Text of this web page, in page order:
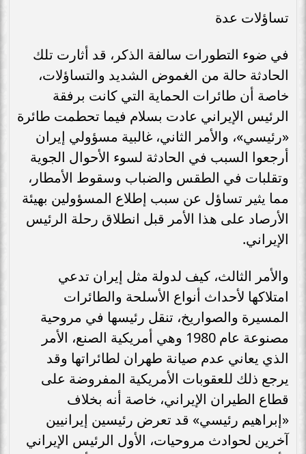
تساؤلات عدة
في ضوء التطورات سالفة الذكر، قد أثارت تلك
الحادثة حالة من الغموض الشديد والتساؤلات،
خاصة أن طائرات الحماية التي كانت برفقة
الرئيس الإيراني عادت بسلام فيما تحطمت طائرة
«رئيسي»، والأمر الثاني، غالبية مسؤولي إيران
أرجعوا السبب في الحادثة لسوء الأحوال الجوية
وتقلبات في الطقس والضباب وسقوط الأمطار،
مما يثير تساؤل عن سبب إطلاع المسؤولين بهيئة
الأرصاد على هذا الأمر قبل انطلاق رحلة الرئيس
الإيراني.
والأمر الثالث، كيف لدولة مثل إيران تدعي
امتلاكها لأحداث أنواع الأسلحة والطائرات
المسيرة والصواريخ، تنقل رئيسها في مروحية
مصنوعة عام 1980 وهي أمريكية الصنع، الأمر
الذي يعاني عدم صيانة طهران لطائراتها وقد
يرجع ذلك للعقوبات الأمريكية المفروضة على
قطاع الطيران الإيراني، خاصة أنه بخلاف
«إبراهيم رئيسي» قد تعرض رئيسين إيرانيين
آخرين لحوادث مروحيات، الأول الرئيس الإيراني